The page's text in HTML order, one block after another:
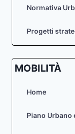
Normativa
Progetti
MOBILITÀ
Home
Piano Urbano